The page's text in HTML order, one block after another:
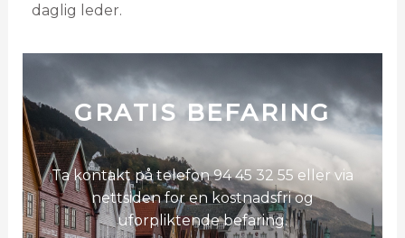
daglig leder.
GRATIS BEFARING
Ta kontakt på telefon 94 45 32 55 eller via
nettsiden for en kostnadsfri og
uforpliktende befaring.